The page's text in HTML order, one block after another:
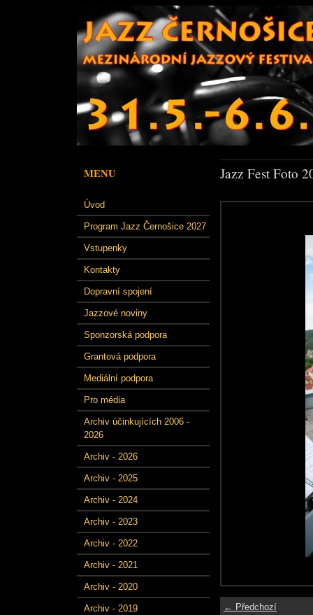
MENU
Úvod
Program Jazz Černošice 2027
Vstupenky
Kontakty
Dopravní spojení
Jazzové noviny
Sponzorská podpora
Grantová podpora
Mediální podpora
Pro média
Archiv účinkujících 2006 -
2026
Archiv - 2026
Archiv - 2025
Archiv - 2024
Archiv - 2023
Archiv - 2022
Archiv - 2021
Archiv - 2020
Archiv - 2019
Jazz Fest Foto
← Předchozí